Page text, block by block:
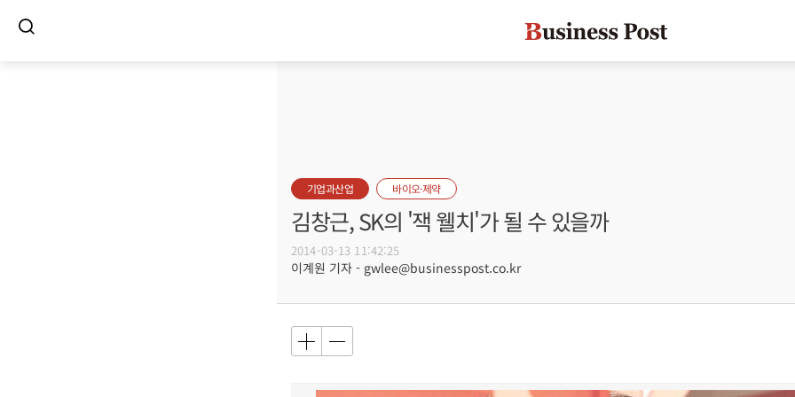
기업과산업 바이오·제약
김창근, SK의 '잭 웰치'가 될 수 있을까
2014-03-13 11:42:25
이계원 기자 - gwlee@businesspost.co.kr